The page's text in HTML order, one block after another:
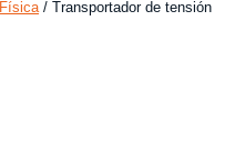
Física/ Transportador de tensión